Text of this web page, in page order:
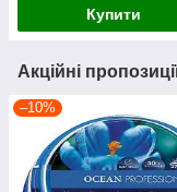
Купити
Акційні
–10%